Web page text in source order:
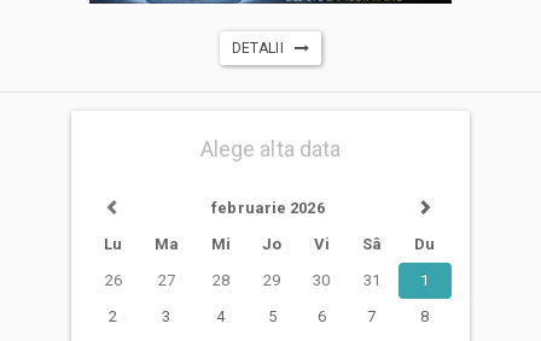
DETALII
Alege alta data
februarie 2026
Lu
Ma Mi Jo Vi Sâ
Du
26
27 28 29 30 31
1
2
3 4 5 6 7
8